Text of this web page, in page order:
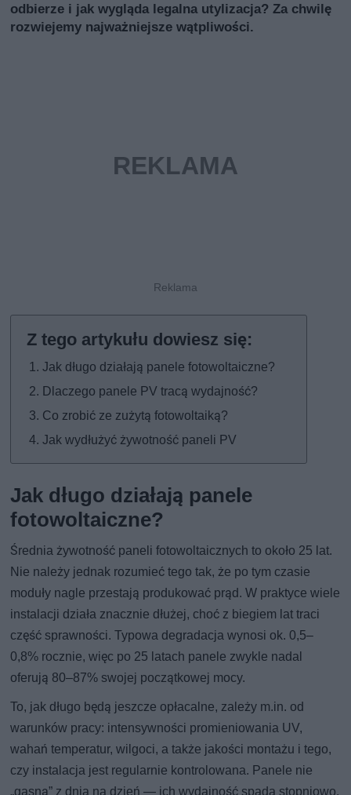
odbierze i jak wygląda legalna utylizacja? Za chwilę
rozwiejemy najważniejsze wątpliwości.
Jak długo działają panele fotowoltaiczne?
Dlaczego panele PV tracą wydajność?
Co zrobić ze zużytą fotowoltaiką?
Jak wydłużyć żywotność paneli PV
Jak długo działają panele
fotowoltaiczne?
Średnia żywotność paneli fotowoltaicznych to około 25 lat.
Nie należy jednak rozumieć tego tak, że po tym czasie
moduły nagle przestają produkować prąd. W praktyce wiele
instalacji działa znacznie dłużej, choć z biegiem lat traci
część sprawności. Typowa degradacja wynosi ok. 0,5–
0,8% rocznie, więc po 25 latach panele zwykle nadal
oferują 80–87% swojej początkowej mocy.
To, jak długo będą jeszcze opłacalne, zależy m.in. od
warunków pracy: intensywności promieniowania UV,
wahań temperatur, wilgoci, a także jakości montażu i tego,
czy instalacja jest regularnie kontrolowana. Panele nie
„gasną” z dnia na dzień — ich wydajność spada stopniowo.